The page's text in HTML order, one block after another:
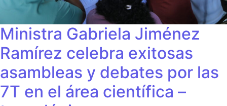
Ministra Gabriela Jiménez
Ramírez celebra exitosas
asambleas y debates por las
7T en el área científica –